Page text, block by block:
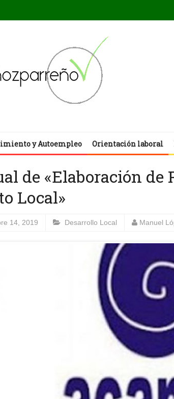
y Autoempleo Orientación laboral
de «Elaboración de
Local»
14, 2019 Desarrollo Local Manuel